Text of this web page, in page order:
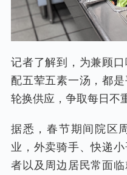
记者了解到，为兼顾
配五荤五素一汤，都
轮换供应，争取每日不
据悉，春节期间院区
业，外卖骑手、快递
者以及周边居民常面